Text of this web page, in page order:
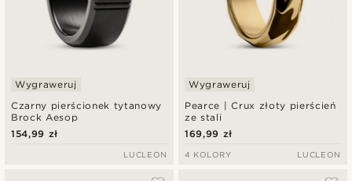
Czarny pierścionek tytanowy
Brock Aesop
Wygraweruj
154,99 zł
LUCLEON
Pearce | Crux złoty pierścień
ze stali
Wygraweruj
169,99 zł
4 KOLORY LUCLEON